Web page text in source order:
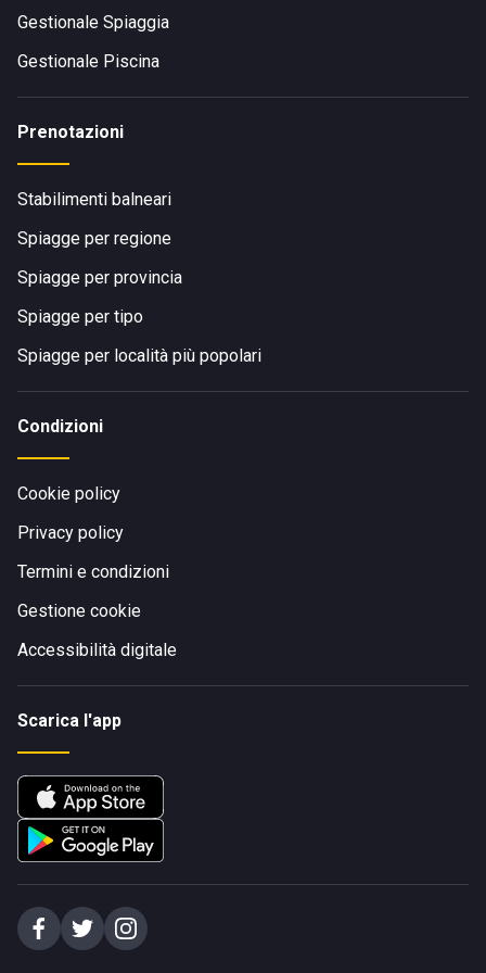
Gestionale Spiaggia
Gestionale Piscina
Prenotazioni
Stabilimenti balneari
Spiagge per regione
Spiagge per provincia
Spiagge per tipo
Spiagge per località più popolari
Condizioni
Cookie policy
Privacy policy
Termini e condizioni
Gestione cookie
Accessibilità digitale
Scarica l'app